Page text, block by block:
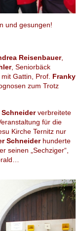
und gesungen!
Reisenbauer,
, Seniorbäck
mit Gattin, Prof. Franky
zum Trotz
Schneiderverbreitete
für die
Kirche Ternitz nur
Schneiderhunderte
seinen „Sechziger“,